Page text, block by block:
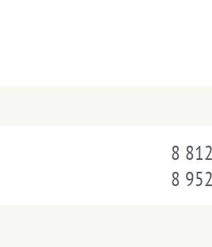
8
8